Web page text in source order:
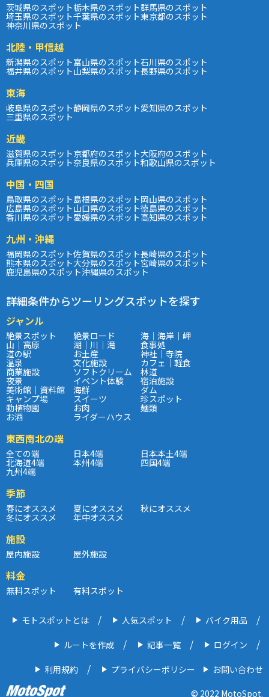
茨城県のスポット栃木県のスポット群馬県のスポット
埼玉県のスポット千葉県のスポット東京都のスポット
神奈川県のスポット
北陸・甲信越
新潟県のスポット富山県のスポット石川県のスポット
福井県のスポット山梨県のスポット長野県のスポット
東海
岐阜県のスポット静岡県のスポット愛知県のスポット
三重県のスポット
近畿
滋賀県のスポット京都府のスポット大阪府のスポット
兵庫県のスポット奈良県のスポット和歌山県のスポット
中国・四国
鳥取県のスポット島根県のスポット岡山県のスポット
広島県のスポット山口県のスポット徳島県のスポット
香川県のスポット愛媛県のスポット高知県のスポット
九州・沖縄
福岡県のスポット佐賀県のスポット長崎県のスポット
熊本県のスポット大分県のスポット宮崎県のスポット
鹿児島県のスポット沖縄県のスポット
詳細条件からツーリングスポットを探す
ジャンル
絶景スポット 絶景ロード 海｜海岸｜岬
山｜高原 湖｜川｜滝 食事処
道の駅 お土産 神社｜寺院
温泉 文化施設 カフェ｜軽食
商業施設 ソフトクリーム 林道
夜景 イベント体験 宿泊施設
美術館｜資料館 海鮮 ダム
キャンプ場 スイーツ 珍スポット
動植物園 お肉 麺類
お酒 ライダーハウス
東西南北の端
全ての端 日本4端 日本本土4端
北海道4端 本州4端 四国4端
九州4端
季節
春にオススメ 夏にオススメ 秋にオススメ
冬にオススメ 年中オススメ
施設
屋内施設 屋外施設
料金
無料スポット 有料スポット
モトスポットとは 人気スポット バイク用品
ルートを作成 記事一覧 ログイン
利用規約 プライバシーポリシー
お問い合わせ
© 2022 MotoSpot.